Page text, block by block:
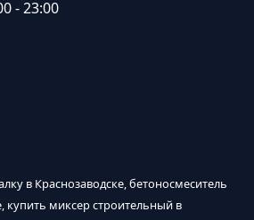
- 23:00
в Краснозаводске, бетоносмеситель
купить миксер строительный в